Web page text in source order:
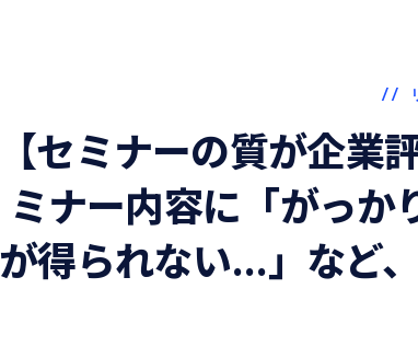
// リ
【セミナーの質が企業
ミナー内容に「がっ
が得られない...」など